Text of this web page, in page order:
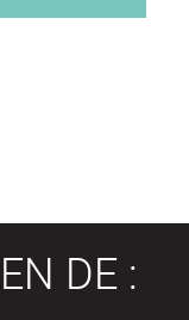
DE :